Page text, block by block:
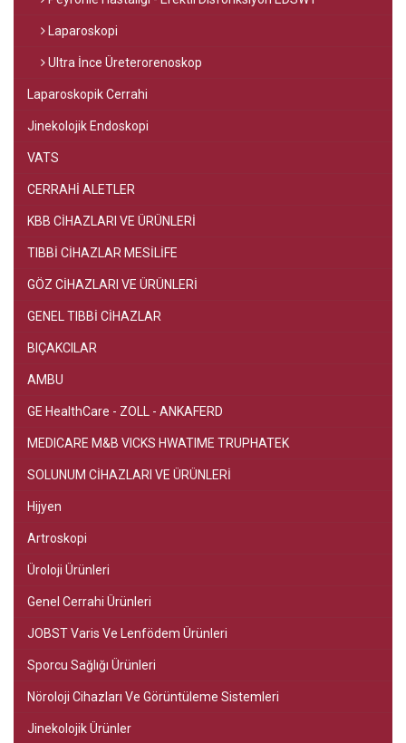
Laparoskopi
Ultra İnce Üreterorenoskop
Laparoskopik Cerrahi
Jinekolojik Endoskopi
VATS
CERRAHİ ALETLER
KBB CİHAZLARI VE ÜRÜNLERİ
TIBBİ CİHAZLAR MESİLİFE
GÖZ CİHAZLARI VE ÜRÜNLERİ
GENEL TIBBİ CİHAZLAR
BIÇAKCILAR
AMBU
GE HealthCare - ZOLL - ANKAFERD
MEDICARE M&B VICKS HWATIME TRUPHATEK
SOLUNUM CİHAZLARI VE ÜRÜNLERİ
Hijyen
Artroskopi
Üroloji Ürünleri
Genel Cerrahi Ürünleri
JOBST Varis Ve Lenfödem Ürünleri
Sporcu Sağlığı Ürünleri
Nöroloji Cihazları Ve Görüntüleme Sistemleri
Jinekolojik Ürünler